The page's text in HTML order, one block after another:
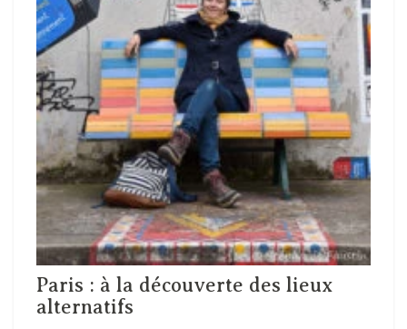
Paris : à la découverte des lieux
alternatifs